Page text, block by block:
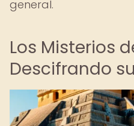
general.
Los Misterios
Descifrando